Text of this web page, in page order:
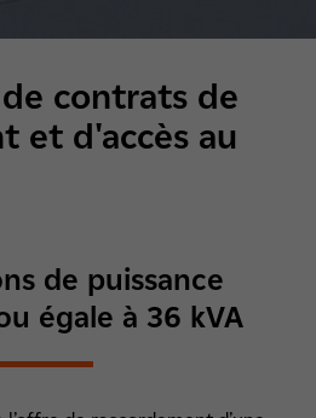
contrats de
et d'accès au
de puissance
égale à 36 kVA